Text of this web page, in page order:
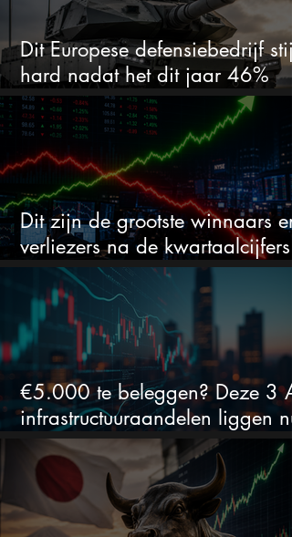
Dit Europese defensiebedrijf
hard nadat het dit jaar 46%
daalde: mooie koopkans?
Dit zijn de grootste winnaars en
verliezers na de kwartaalcijfers
(2 springen eruit)
€5.000 te beleggen? Deze 3
infrastructuuraandelen liggen nu
in de uitverkoop